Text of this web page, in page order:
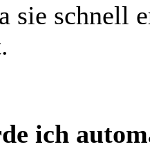
sie schnell
ich